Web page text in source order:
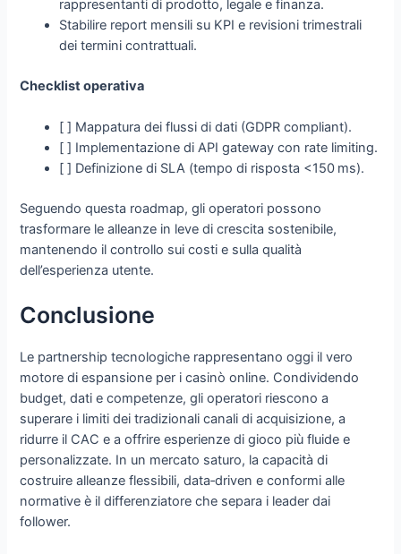
rappresentanti di prodotto, legale e finanza.
Stabilire report mensili su KPI e revisioni trimestrali
dei termini contrattuali.
Checklist operativa
[ ] Mappatura dei flussi di dati (GDPR compliant).
[ ] Implementazione di API gateway con rate limiting.
[ ] Definizione di SLA (tempo di risposta <150 ms).
Seguendo questa roadmap, gli operatori possono
trasformare le alleanze in leve di crescita sostenibile,
mantenendo il controllo sui costi e sulla qualità
dell’esperienza utente.
Conclusione
Le partnership tecnologiche rappresentano oggi il vero
motore di espansione per i casinò online. Condividendo
budget, dati e competenze, gli operatori riescono a
superare i limiti dei tradizionali canali di acquisizione, a
ridurre il CAC e a offrire esperienze di gioco più fluide e
personalizzate. In un mercato saturo, la capacità di
costruire alleanze flessibili, data‑driven e conformi alle
normative è il differenziatore che separa i leader dai
follower.